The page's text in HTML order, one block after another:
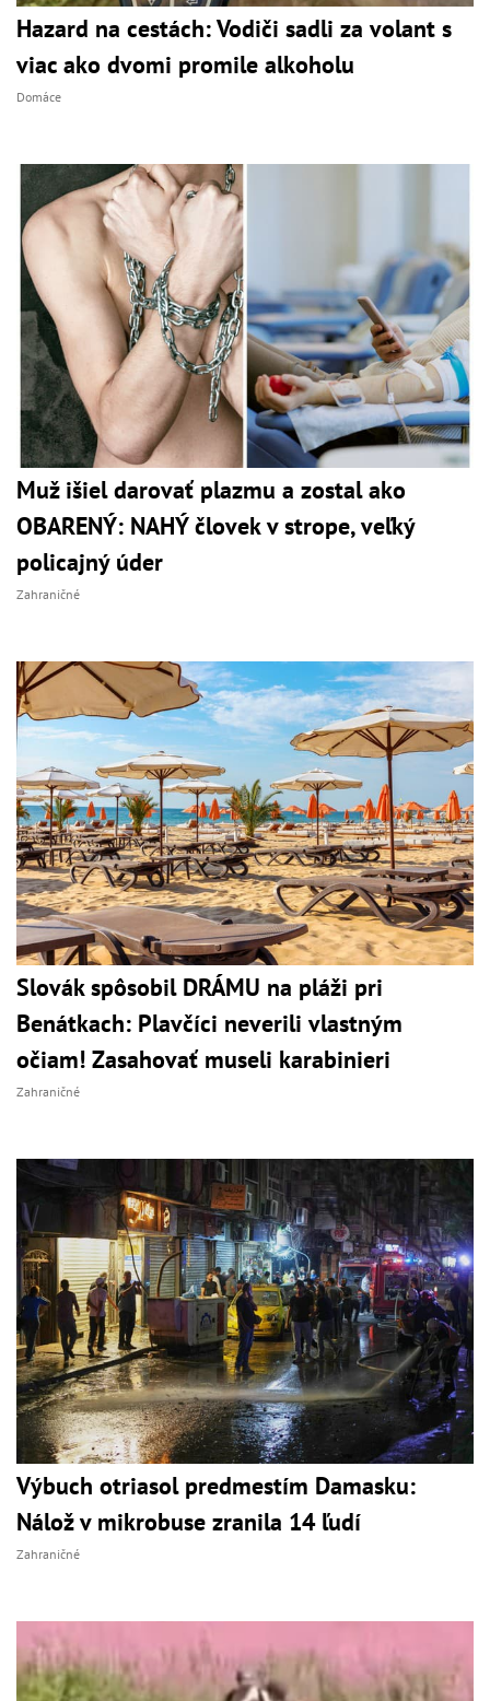
Hazard na cestách: Vodiči sadli za volant s
viac ako dvomi promile alkoholu
Domáce
Muž išiel darovať plazmu a zostal ako
OBARENÝ: NAHÝ človek v strope, veľký
policajný úder
Zahraničné
Slovák spôsobil DRÁMU na pláži pri
Benátkach: Plavčíci neverili vlastným
očiam! Zasahovať museli karabinieri
Zahraničné
Výbuch otriasol predmestím Damasku:
Nálož v mikrobuse zranila 14 ľudí
Zahraničné